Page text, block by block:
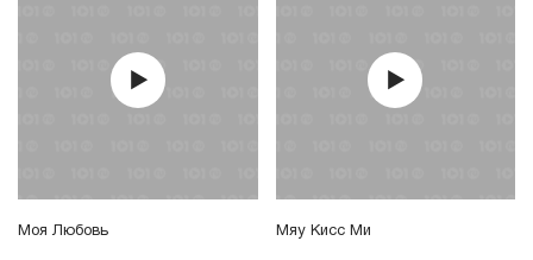
Моя Любовь Мяу Кисс Ми